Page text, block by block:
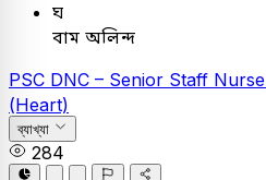
ঘ
বাম অলিন্দ
PSC DNC – Senior Staff Nurse
(Heart)
ব্যাখ্যা
284